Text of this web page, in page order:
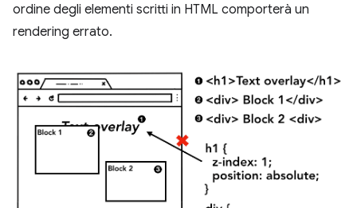
ordine degli elementi scritti in HTML comporterà un
rendering errato.